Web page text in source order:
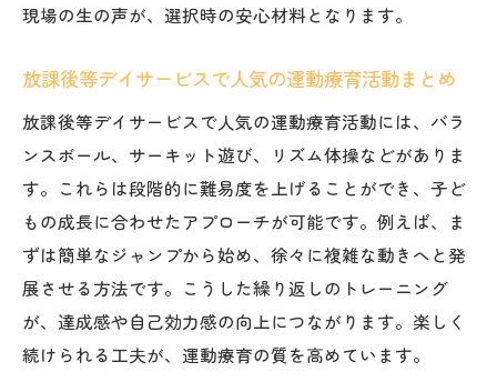
現場の生の声が、選択時の安心材料となります。
放課後等デイサービスで人気の運動療育活動まとめ
放課後等デイサービスで人気の運動療育活動には、バラ
ンスボール、サーキット遊び、リズム体操などがありま
す。これらは段階的に難易度を上げることができ、子ど
もの成長に合わせたアプローチが可能です。例えば、ま
ずは簡単なジャンプから始め、徐々に複雑な動きへと発
展させる方法です。こうした繰り返しのトレーニング
が、達成感や自己効力感の向上につながります。楽しく
続けられる工夫が、運動療育の質を高めています。